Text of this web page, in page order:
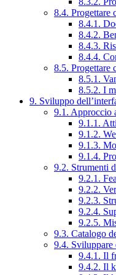
8.4. Progettare
8.4.1.
8.4.2.
8.4.3.
8.4.4.
8.5. Progettare
8.5.1.
8.5.2. I
9. Sviluppo
9.1. Approccio
9.1.1.
9.1.2.
9.1.3.
9.1.4.
9.2. Strumenti
9.2.1.
9.2.2.
9.2.3.
9.2.4.
9.2.5.
9.3. Catalogo
9.4. Sviluppare
9.4.1. Il
9.4.2. Il